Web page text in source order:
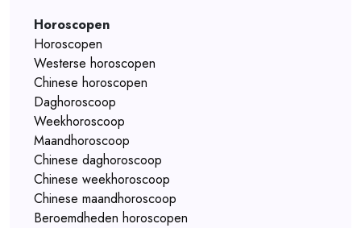
Horoscopen
Horoscopen
Westerse horoscopen
Chinese horoscopen
Daghoroscoop
Weekhoroscoop
Maandhoroscoop
Chinese daghoroscoop
Chinese weekhoroscoop
Chinese maandhoroscoop
Beroemdheden horoscopen